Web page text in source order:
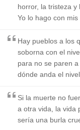
horror, la tristeza y
Yo lo hago con mis
Hay pueblos a los
soborna con el
para no se paren
dónde anda el
Si la muerte no
a otra vida, la vida
sería una burla